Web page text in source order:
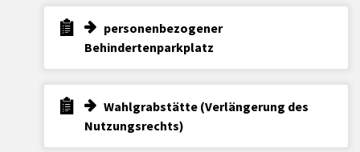
personenbezogener
Behindertenparkplatz
Wahlgrabstätte (Verlängerung des
Nutzungsrechts)